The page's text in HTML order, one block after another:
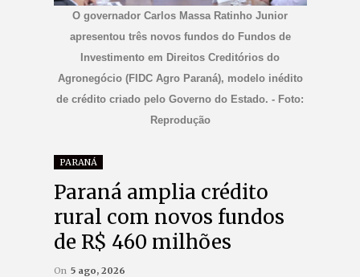
O governador Carlos Massa Ratinho Junior
apresentou três novos fundos do Fundos de
Investimento em Direitos Creditórios do
Agronegócio (FIDC Agro Paraná), modelo inédito
de crédito criado pelo Governo do Estado. - Foto:
Reprodução
PARANÁ
Paraná amplia crédito
rural com novos fundos
de R$ 460 milhões
On 5 ago, 2026